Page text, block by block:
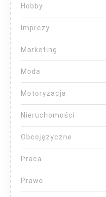
Hobby
Imprezy
Marketing
Moda
Motoryzacja
Nieruchomości
Obcojęzyczne
Praca
Prawo